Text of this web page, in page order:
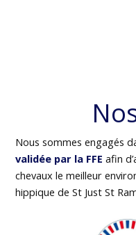
Nous sommes engagés
validée par la FFE afin
chevaux le meilleur
hippique de St Just St